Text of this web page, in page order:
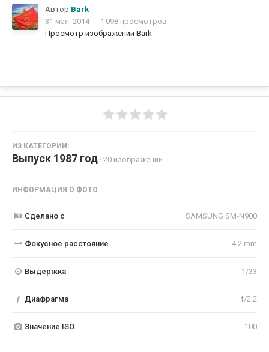
Автор Bark
31 мая, 2014
1 098 просмотров
Просмотр изображений Bark
ИЗ КАТЕГОРИИ:
Выпуск 1987 год · 20 изображений
ИНФОРМАЦИЯ О ФОТО
Сделано с SAMSUNG SM-N900
Фокусное расстояние 4.2 mm
Выдержка 1/33
f Диафрагма f/2.2
Значение ISO 100